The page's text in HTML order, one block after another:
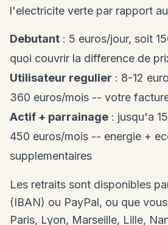
l'electricite verte par rapport
Debutant : 5 euros/jour, soit
quoi couvrir la difference de
Utilisateur regulier : 8-12
360 euros/mois -- votre
Actif + parrainage : jusqu'a
450 euros/mois -- energie +
supplementaires
Les retraits sont disponibles
(IBAN) ou PayPal, ou que
Paris, Lyon, Marseille, Lille,